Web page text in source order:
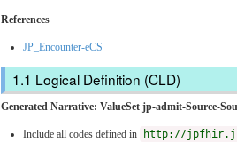
References
JP_Encounter-eCS
Logical Definition (CLD)
Generated Narrative: ValueSet jp-admit-Source-
Include all codes defined in http://jpfhir.jp/